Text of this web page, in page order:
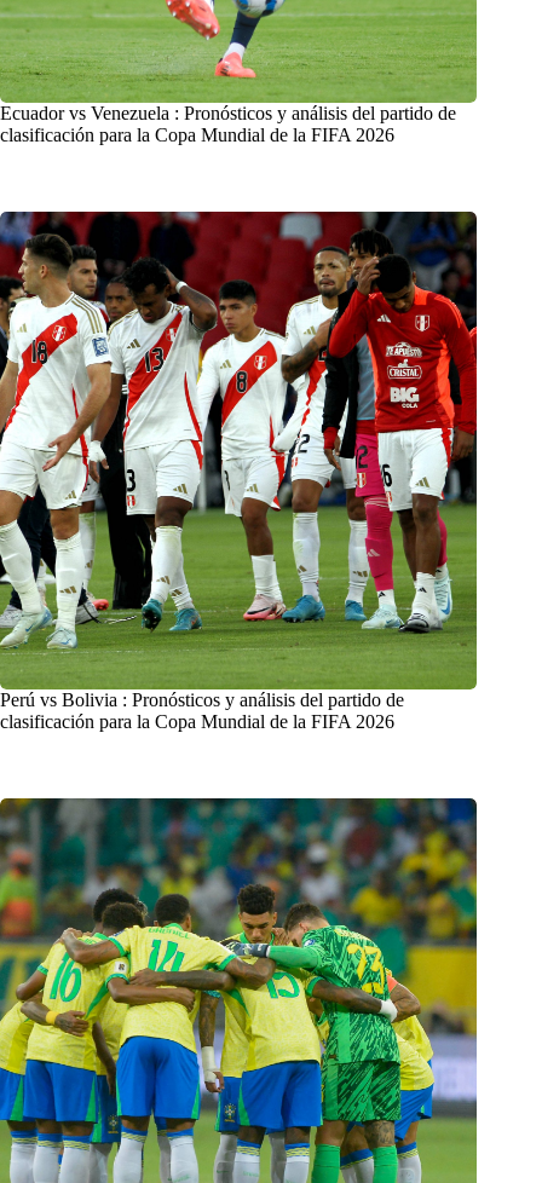
Ecuador vs Venezuela : Pronósticos y análisis del partido de
clasificación para la Copa Mundial de la FIFA 2026
Perú vs Bolivia : Pronósticos y análisis del partido de
clasificación para la Copa Mundial de la FIFA 2026